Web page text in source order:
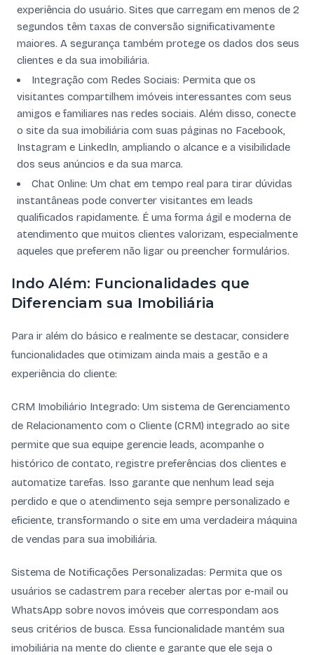
experiência do usuário. Sites que carregam em menos de 2
segundos têm taxas de conversão significativamente
maiores. A segurança também protege os dados dos seus
clientes e da sua imobiliária.
Integração com Redes Sociais: Permita que os
visitantes compartilhem imóveis interessantes com seus
amigos e familiares nas redes sociais. Além disso, conecte
o site da sua imobiliária com suas páginas no Facebook,
Instagram e LinkedIn, ampliando o alcance e a visibilidade
dos seus anúncios e da sua marca.
Chat Online: Um chat em tempo real para tirar dúvidas
instantâneas pode converter visitantes em leads
qualificados rapidamente. É uma forma ágil e moderna de
atendimento que muitos clientes valorizam, especialmente
aqueles que preferem não ligar ou preencher formulários.
Indo Além: Funcionalidades que
Diferenciam sua Imobiliária
Para ir além do básico e realmente se destacar, considere
funcionalidades que otimizam ainda mais a gestão e a
experiência do cliente:
CRM Imobiliário Integrado: Um sistema de Gerenciamento
de Relacionamento com o Cliente (CRM) integrado ao site
permite que sua equipe gerencie leads, acompanhe o
histórico de contato, registre preferências dos clientes e
automatize tarefas. Isso garante que nenhum lead seja
perdido e que o atendimento seja sempre personalizado e
eficiente, transformando o site em uma verdadeira máquina
de vendas para sua imobiliária.
Sistema de Notificações Personalizadas: Permita que os
usuários se cadastrem para receber alertas por e-mail ou
WhatsApp sobre novos imóveis que correspondam aos
seus critérios de busca. Essa funcionalidade mantém sua
imobiliária na mente do cliente e garante que ele seja o